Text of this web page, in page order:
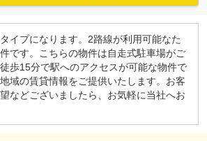
イプになります。2路線が利用可能なた
です。こちらの物件は自走式駐車場がご
歩15分で駅へのアクセスが可能な物件で
域の賃貸情報をご提供いたします。お客
などございましたら、お気軽に当社へお